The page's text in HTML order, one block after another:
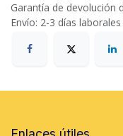
Garantía de devolución
Envío: 2-3 días laborales